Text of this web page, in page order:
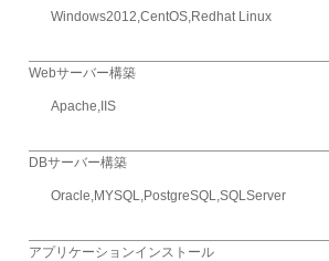
Windows2012,CentOS,Redhat Linux
Webサーバー構築
Apache,IIS
DBサーバー構築
Oracle,MYSQL,PostgreSQL,SQLServer
アプリケーションインストール